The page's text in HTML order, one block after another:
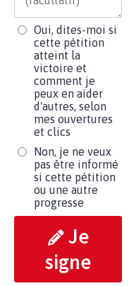
Oui, dites-moi si
cette pétition
atteint la
victoire et
comment je
peux en aider
d'autres, selon
mes ouvertures
et clics
Non, je ne veux
pas être informé
si cette pétition
ou une autre
progresse
Je
signe